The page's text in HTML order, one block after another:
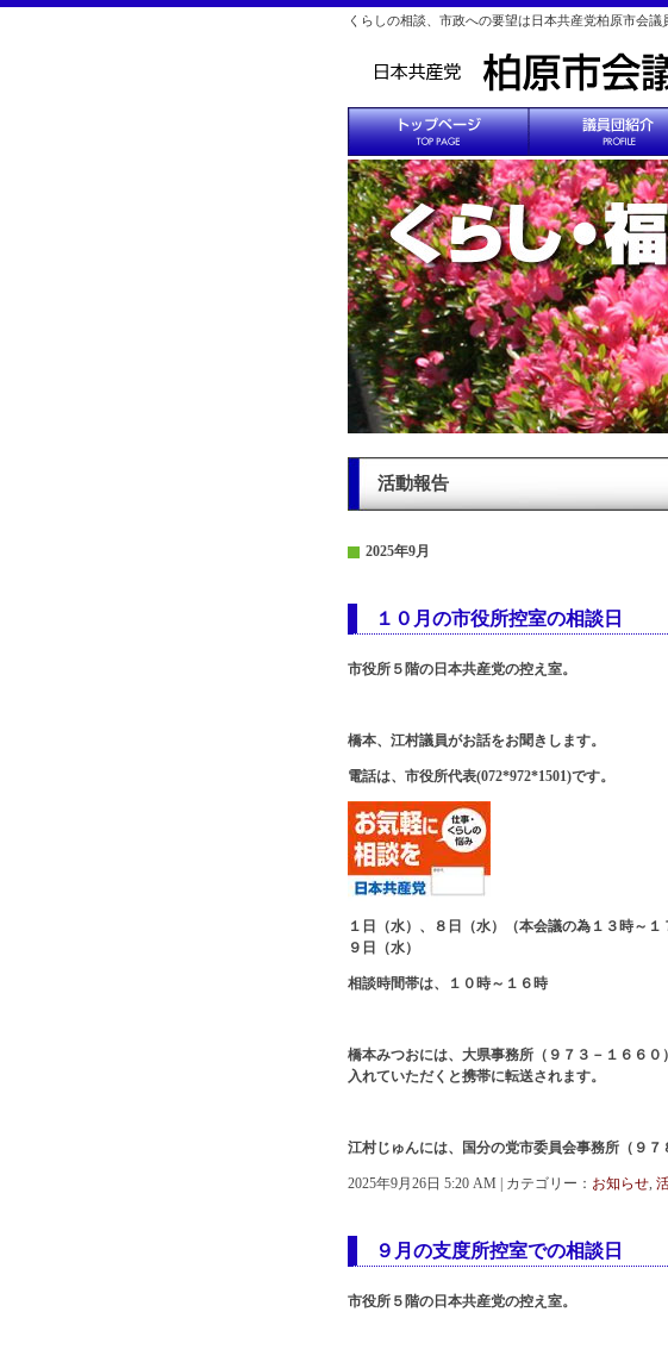
くらしの相談、市政への要望は日本共産党柏原市会議
活動報告
2025年9月
１０月の市役所控室の相談日
市役所５階の日本共産党の控え室。
橋本、江村議員がお話をお聞きします。
電話は、市役所代表(072*972*1501)です。
１日（水）、８日（水）（本会議の為１３時～
９日（水）
相談時間帯は、１０時～１６時
橋本みつおには、大県事務所（９７３－１６６
入れていただくと携帯に転送されます。
江村じゅんには、国分の党市委員会事務所（９７
2025年9月26日 5:20 AM | カテゴリー： お知らせ,
９月の支度所控室での相談日
市役所５階の日本共産党の控え室。